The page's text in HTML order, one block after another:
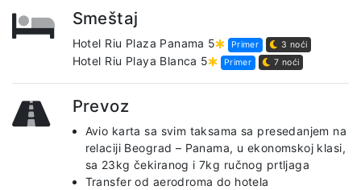
Smeštaj
Hotel Riu Plaza Panama 5 Primer 3 noći
Hotel Riu Playa Blanca 5 Primer 7 noći
Prevoz
Avio karta sa svim taksama sa presedanjem na
relaciji Beograd – Panama, u ekonomskoj klasi,
sa 23kg čekiranog i 7kg ručnog prtljaga
Transfer od aerodroma do hotela